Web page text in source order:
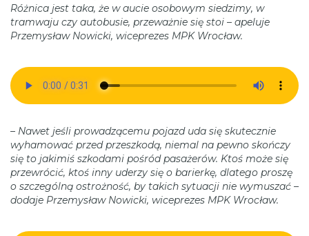
Różnica jest taka, że w aucie osobowym siedzimy, w
tramwaju czy autobusie, przeważnie się stoi – apeluje
Przemysław Nowicki, wiceprezes MPK Wrocław.
– Nawet jeśli prowadzącemu pojazd uda się skutecznie
wyhamować przed przeszkodą, niemal na pewno skończy
się to jakimiś szkodami pośród pasażerów. Ktoś może się
przewrócić, ktoś inny uderzy się o barierkę, dlatego proszę
o szczególną ostrożność, by takich sytuacji nie wymuszać –
dodaje Przemysław Nowicki, wiceprezes MPK Wrocław.